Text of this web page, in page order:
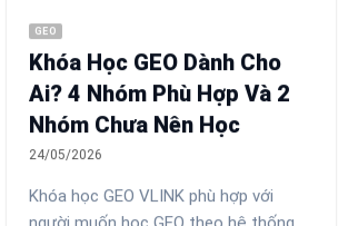
GEO
Khóa Học GEO Dành Cho
Ai? 4 Nhóm Phù Hợp Và 2
Nhóm Chưa Nên Học
24/05/2026
Khóa học GEO VLINK phù hợp với